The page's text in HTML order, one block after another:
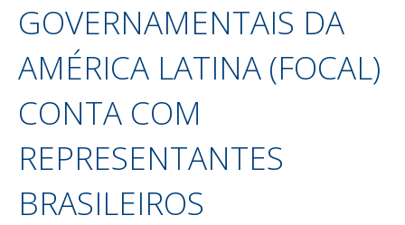
GOVERNAMENTAIS DA
AMÉRICA LATINA (FOCAL)
CONTA COM
REPRESENTANTES
BRASILEIROS